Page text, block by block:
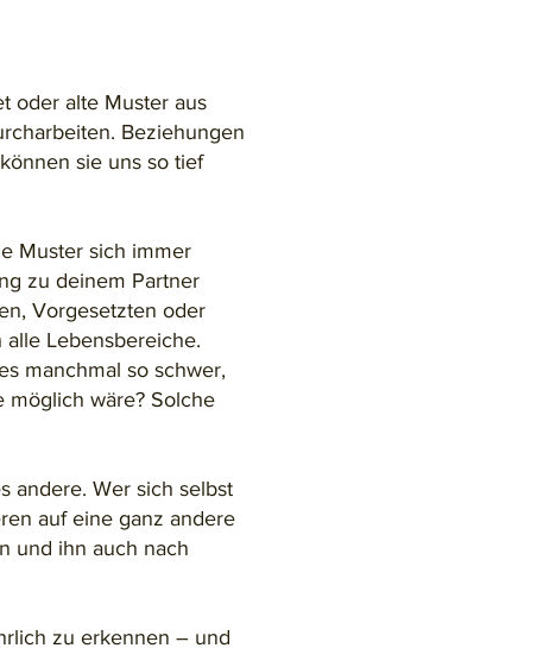
oder alte Muster aus
Beziehungen
sie uns so tief
Muster sich immer
zu deinem Partner
Vorgesetzten oder
Lebensbereiche.
manchmal so schwer,
möglich wäre? Solche
andere. Wer sich selbst
auf eine ganz andere
und ihn auch nach
zu erkennen – und